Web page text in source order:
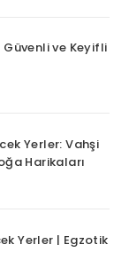
Güvenli ve Keyifli
Yerler: Vahşi
Harikaları
Yerler | Egzotik